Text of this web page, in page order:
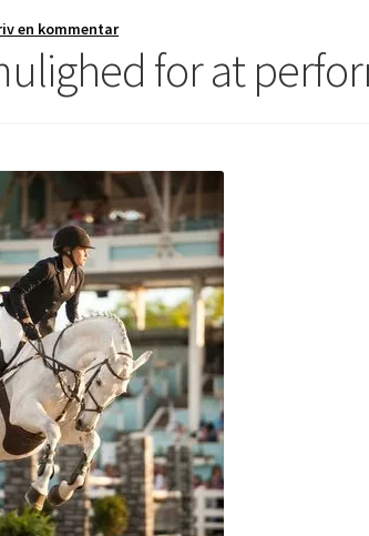
en kommentar
for at